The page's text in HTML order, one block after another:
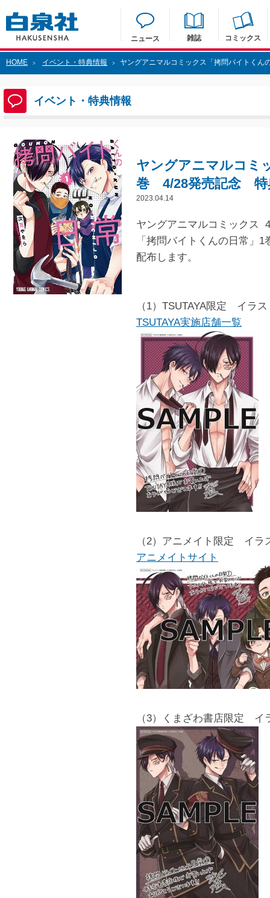
ニュース 雑誌 コミックス
HOME > イベント・特典情報 > ヤングアニマルコミックス「拷問バイトく
イベント・特典情報
ヤングアニマルコミ
巻 4/28発売記念 特
2023.04.14
ヤングアニマルコミックス
「拷問バイトくんの日常」
配布します。
（1）TSUTAYA限定 イラ
TSUTAYA実施店舗一覧
（2）アニメイト限定 イラ
アニメイトサイト
（3）くまざわ書店限定 イ